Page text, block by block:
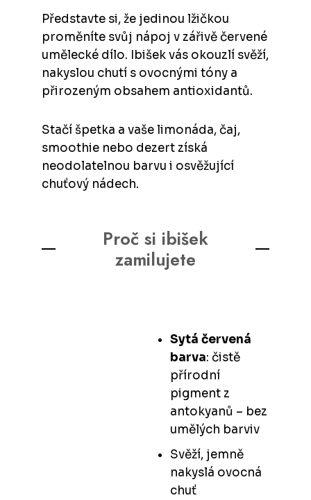
Představte si, že jedinou lžičkou
proměníte svůj nápoj v zářivě červené
umělecké dílo. Ibišek vás okouzlí svěží,
nakyslou chutí s ovocnými tóny a
přirozeným obsahem antioxidantů.
Stačí špetka a vaše limonáda, čaj,
smoothie nebo dezert získá
neodolatelnou barvu i osvěžující
chuťový nádech.
Proč si ibišek
zamilujete
Sytá červená
barva: čistě
přírodní
pigment z
antokyanů – bez
umělých barviv
Svěží, jemně
nakyslá ovocná
chuť